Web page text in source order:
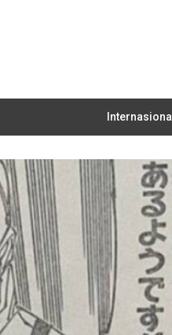
Internasional